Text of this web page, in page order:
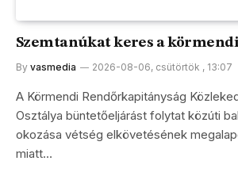
Szemtanúkat keres a
By vasmedia 2026-08-06, csütörtök , 13:07
A Körmendi Rendőrkapitányság
Osztálya büntetőeljárást folytat közúti
okozása vétség elkövetésének
miatt…